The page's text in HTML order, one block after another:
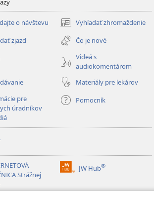
o návštevu Vyhľadať zhromaždenie
(otvorí
nové
okno)
zjazd
Čo je nové
Videá s
audiokomentárom
Materiály pre lekárov
pre
úradníkov
Pomocník
Strážnej
JW Hub®
(otvorí
okno)